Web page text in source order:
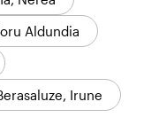
Aldundia
Irune